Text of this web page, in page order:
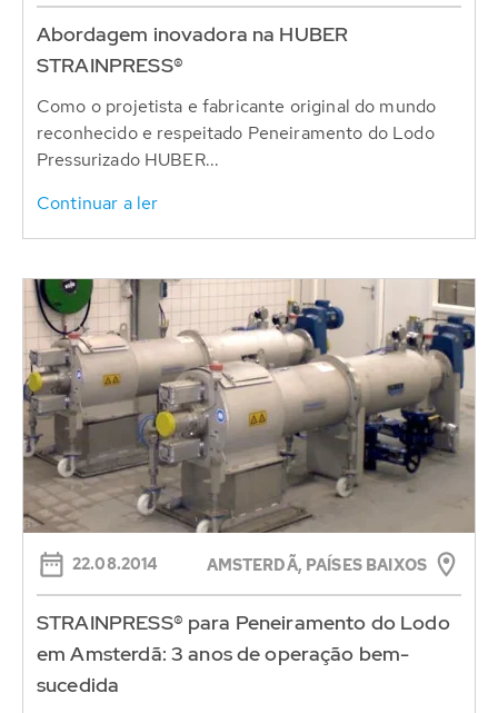
Abordagem inovadora na HUBER
STRAINPRESS®
Como o projetista e fabricante original do mundo
reconhecido e respeitado Peneiramento do Lodo
Pressurizado HUBER...
Continuar a ler
22.08.2014 AMSTERDÃ, PAÍSES BAIXOS
STRAINPRESS® para Peneiramento do Lodo
em Amsterdã: 3 anos de operação bem-
sucedida